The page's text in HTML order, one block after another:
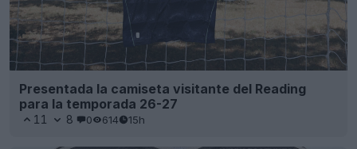
Presentada la camiseta visitante del Reading
para la temporada 26-27
11 8 0 614 15h